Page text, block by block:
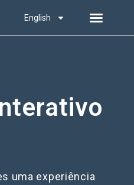
English
uma experiência